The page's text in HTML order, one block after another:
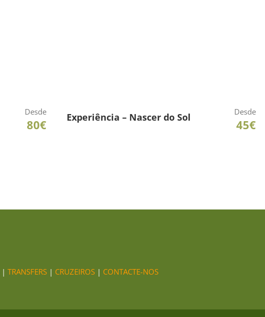
Desde
80€ Experiência – Nascer do Sol Desde
45€
| TRANSFERS | CRUZEIROS | CONTACTE-NOS